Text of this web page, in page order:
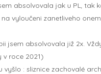
absolvovala jak u PL, tak
vyloučeni zanetliveho
jsem absolvovala již 2x.
v roce 2021)
vyšlo : sliznice zachovalé